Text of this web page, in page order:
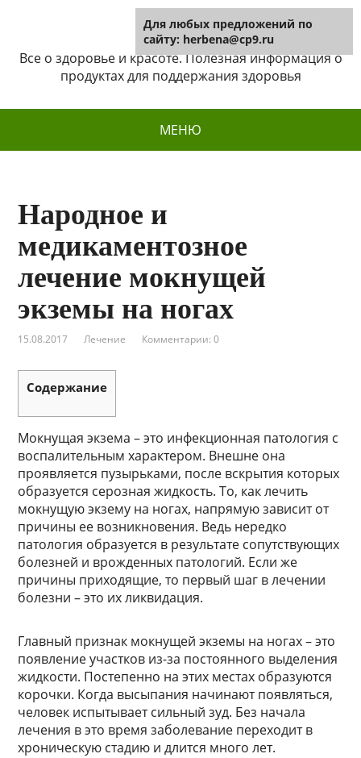
Herbena
Все о здоровье и красоте. Полезная информация о
продуктах для поддержания здоровья
МЕНЮ
Народное и
медикаментозное
лечение мокнущей
экземы на ногах
15.08.2017 Лечение Комментарии: 0
Содержание
Мокнущая экзема – это инфекционная патология с
воспалительным характером. Внешне она
проявляется пузырьками, после вскрытия которых
образуется серозная жидкость. То, как лечить
мокнущую экзему на ногах, напрямую зависит от
причины ее возникновения. Ведь нередко
патология образуется в результате сопутствующих
болезней и врожденных патологий. Если же
причины приходящие, то первый шаг в лечении
болезни – это их ликвидация.
Главный признак мокнущей экземы на ногах – это
появление участков из-за постоянного выделения
жидкости. Постепенно на этих местах образуются
корочки. Когда высыпания начинают появляться,
человек испытывает сильный зуд. Без начала
лечения в это время заболевание переходит в
хроническую стадию и длится много лет.
Для любых предложений по
сайту: herbena@cp9.ru